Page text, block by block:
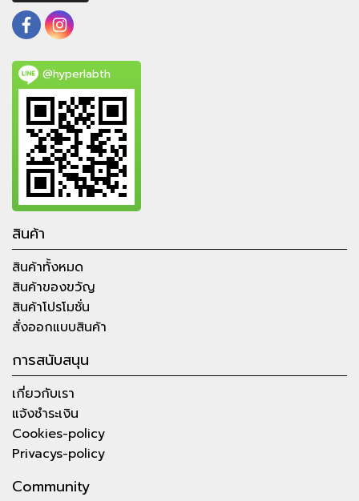
@hyperlabth
สินค้า
สินค้าทั้งหมด
สินค้าของขวัญ
สินค้าโปรโมชั่น
สั่งออกแบบสินค้า
การสนับสนุน
เกี่ยวกับเรา
แจ้งชำระเงิน
Cookies-policy
Privacys-policy
Community